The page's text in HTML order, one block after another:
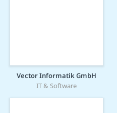
Vector Informatik GmbH
IT & Software